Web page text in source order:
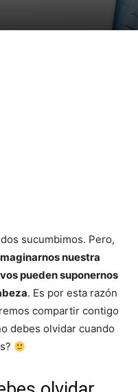
sucumbimos. Pero,
nuestra
pueden suponernos
. Es por esta razón
compartir contigo
debes olvidar cuando